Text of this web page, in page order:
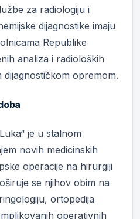
za radiologiju i
dijagnostike imaju
Republike
analiza i radioloških
dijagnostičkom opremom.
je u stalnom
novih medicinskih
operacije na hirurgiji
se njihov obim na
ortopedija
operativnih